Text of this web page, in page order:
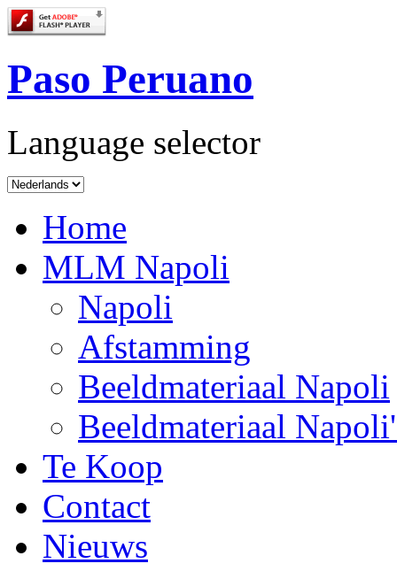
Paso Peruano
Language selector
Home
MLM Napoli
Napoli
Afstamming
Beeldmateriaal Napoli
Beeldmateriaal
Te Koop
Contact
Nieuws